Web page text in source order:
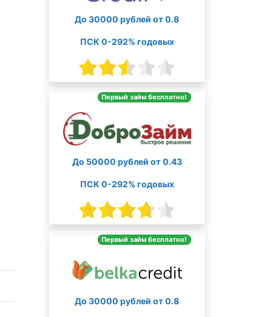
До 30000 рублей от 0.8
ПСК 0-292% годовых
Первый займ бесплатно!
До 50000 рублей от 0.43
ПСК 0-292% годовых
Первый займ бесплатно!
До 30000 рублей от 0.8